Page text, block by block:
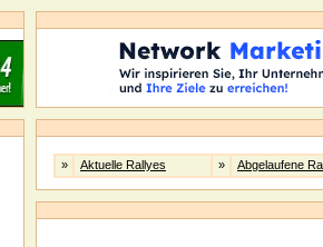
» Aktuelle Rallyes » Abgelaufene